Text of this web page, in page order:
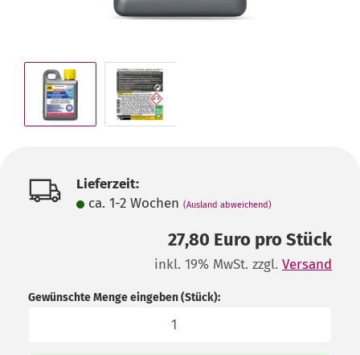
Lieferzeit:
ca. 1-2 Wochen (Ausland abweichend)
27,80 Euro pro Stück
inkl. 19% MwSt. zzgl. Versand
Gewünschte Menge eingeben (Stück):